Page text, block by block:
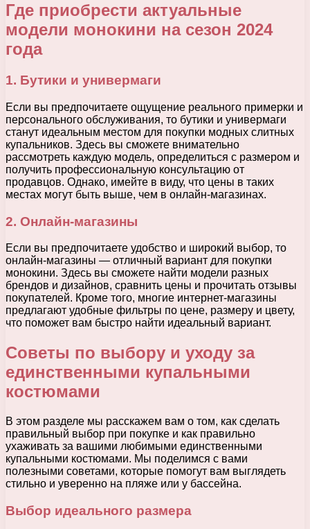
Где приобрести актуальные
модели монокини на сезон 2024
года
1. Бутики и универмаги
Если вы предпочитаете ощущение реального примерки и
персонального обслуживания, то бутики и универмаги
станут идеальным местом для покупки модных слитных
купальников. Здесь вы сможете внимательно
рассмотреть каждую модель, определиться с размером и
получить профессиональную консультацию от
продавцов. Однако, имейте в виду, что цены в таких
местах могут быть выше, чем в онлайн-магазинах.
2. Онлайн-магазины
Если вы предпочитаете удобство и широкий выбор, то
онлайн-магазины — отличный вариант для покупки
монокини. Здесь вы сможете найти модели разных
брендов и дизайнов, сравнить цены и прочитать отзывы
покупателей. Кроме того, многие интернет-магазины
предлагают удобные фильтры по цене, размеру и цвету,
что поможет вам быстро найти идеальный вариант.
Советы по выбору и уходу за
единственными купальными
костюмами
В этом разделе мы расскажем вам о том, как сделать
правильный выбор при покупке и как правильно
ухаживать за вашими любимыми единственными
купальными костюмами. Мы поделимся с вами
полезными советами, которые помогут вам выглядеть
стильно и уверенно на пляже или у бассейна.
Выбор идеального размера